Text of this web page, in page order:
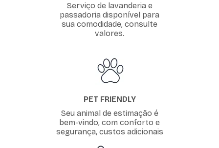
Serviço de lavanderia e
passadoria disponível para
sua comodidade, consulte
valores.
PET FRIENDLY
Seu animal de estimação é
bem-vindo, com conforto e
segurança, custos adicionais